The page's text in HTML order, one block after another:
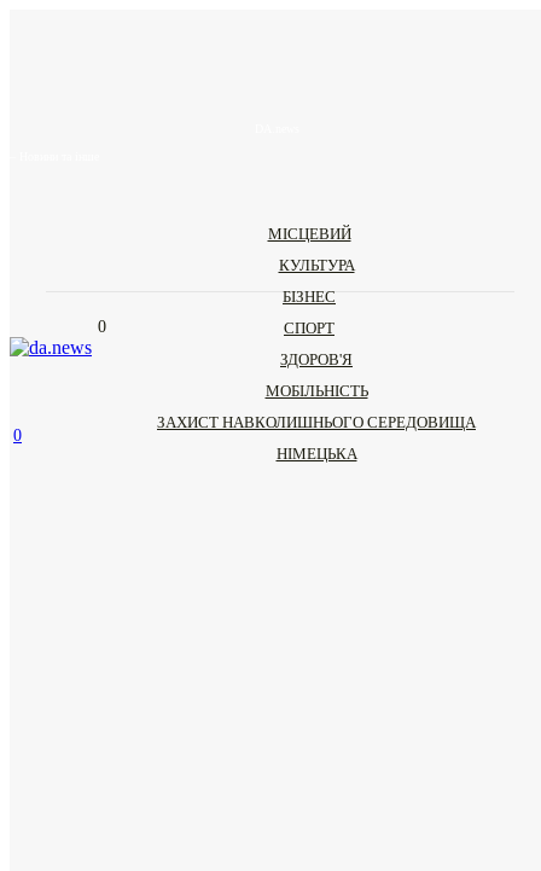
МІСЦЕВИЙ
КУЛЬТУРА
БІЗНЕС
СПОРТ
ЗДОРОВ'Я
МОБІЛЬНІСТЬ
ЗАХИСТ НАВКОЛИШНЬОГО СЕРЕДОВИЩА
НІМЕЦЬКА
0
0